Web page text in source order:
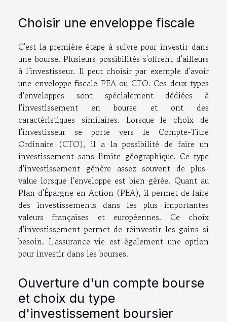
Choisir une enveloppe fiscale
C'est la première étape à suivre pour investir dans
une bourse. Plusieurs possibilités s'offrent d'ailleurs
à l'investisseur. Il peut choisir par exemple d'avoir
une enveloppe fiscale PEA ou CTO. Ces deux types
d'enveloppes sont spécialement dédiées à
l'investissement en bourse et ont des
caractéristiques similaires. Lorsque le choix de
l'investisseur se porte vers le Compte-Titre
Ordinaire (CTO), il a la possibilité de faire un
investissement sans limite géographique. Ce type
d'investissement génère assez souvent de plus-
value lorsque l'enveloppe est bien gérée. Quant au
Plan d'Épargne en Action (PEA), il permet de faire
des investissements dans les plus importantes
valeurs françaises et européennes. Ce choix
d'investissement permet de réinvestir les gains si
besoin. L'assurance vie est également une option
pour investir dans les bourses.
Ouverture d'un compte bourse
et choix du type
d'investissement boursier